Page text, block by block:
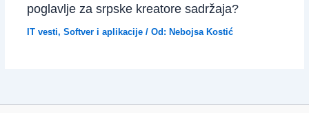
poglavlje za srpske kreatore sadržaja?
IT vesti, Softver i aplikacije/ Od: Nebojsa Kostić